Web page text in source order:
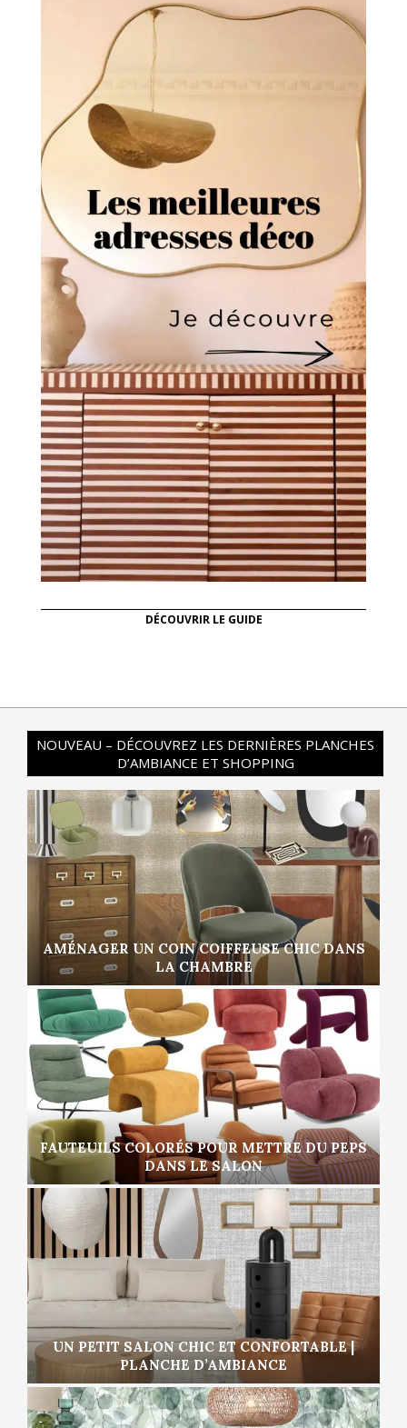
DÉCOUVRIR LE GUIDE
NOUVEAU – DÉCOUVREZ LES DERNIÈRES PLANCHES
D’AMBIANCE ET SHOPPING
AMÉNAGER UN COIN COIFFEUSE CHIC DANS
LA CHAMBRE
FAUTEUILS COLORÉS POUR METTRE DU PEPS
DANS LE SALON
UN PETIT SALON CHIC ET CONFORTABLE |
PLANCHE D’AMBIANCE